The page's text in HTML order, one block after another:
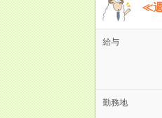
≪週
給与
勤務地